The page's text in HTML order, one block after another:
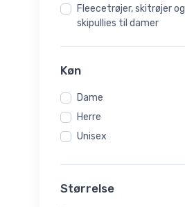
Fleecetrøjer, skitrøjer og
skipullies til damer
Mest populært: Skitøj til
herrer
Outdoortøj
efterårsjakker til damer
Køn
Dame
Herre
Unisex
Størrelse